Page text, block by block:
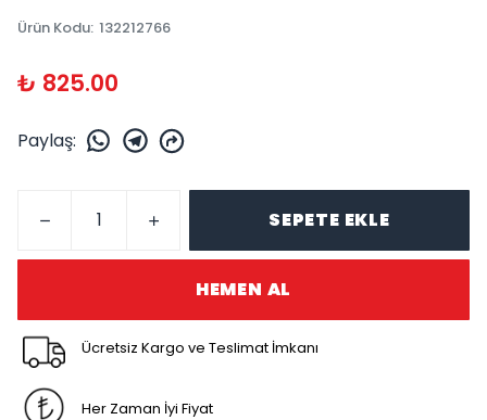
Ürün Kodu: 132212766
₺ 825.00
Paylaş:
SEPETE EKLE
HEMEN AL
Ücretsiz Kargo ve Teslimat İmkanı
Her Zaman İyi Fiyat